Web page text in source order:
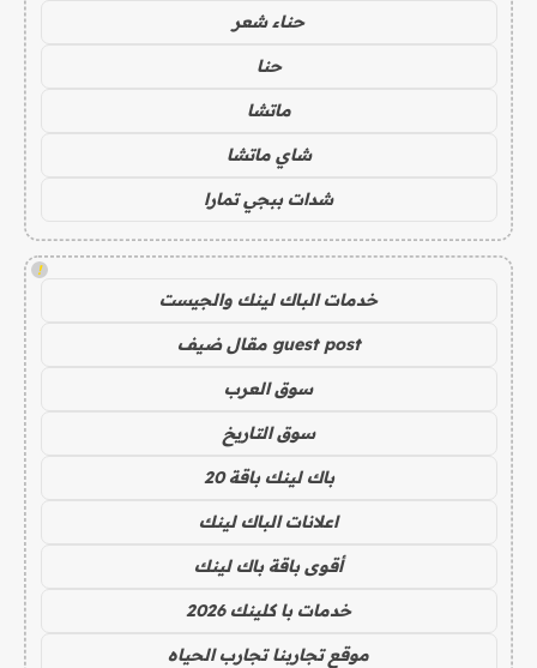
حناء شعر
حنا
ماتشا
شاي ماتشا
شدات ببجي تمارا
!
خدمات الباك لينك والجيست
guest post مقال ضيف
سوق العرب
سوق التاريخ
باك لينك باقة 20
اعلانات الباك لينك
أقوى باقة باك لينك
خدمات با كلينك 2026
موقع تجاربنا تجارب الحياه